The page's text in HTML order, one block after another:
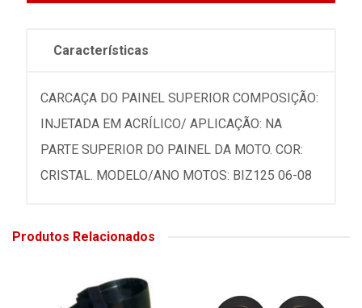
Características
CARCAÇA DO PAINEL SUPERIOR COMPOSIÇÃO:
INJETADA EM ACRÍLICO/ APLICAÇÃO: NA
PARTE SUPERIOR DO PAINEL DA MOTO. COR:
CRISTAL. MODELO/ANO MOTOS: BIZ125 06-08
Produtos Relacionados